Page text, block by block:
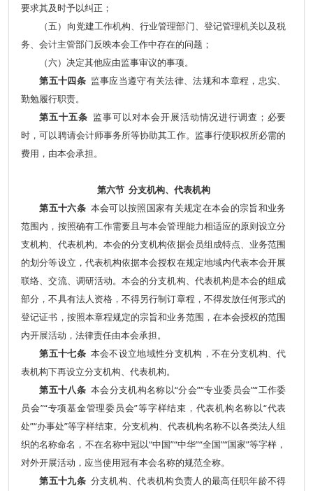
要求其及时予以纠正；
（五）向党建工作机构、行业管理部门、登记管理机关以及税
务、会计主管部门反映本会工作中存在的问题；
（六）决定其他应由监事审议的事项。
第五十四条监事应当遵守有关法律、法规和本章程，忠实、
勤勉履行职责。
第五十五条 监事可以对本会开展活动情况进行调查；必要
时，可以聘请会计师事务所等协助其工作。监事行使职权所必需的
费用，由本会承担。
第六节 分支机构、代表机构
第五十六条本会可以按照国家有关规定在本会的宗旨和业务
范围内，按照确有工作需要且与本会管理能力相适应的原则设立分
支机构、代表机构。本会的分支机构依据会员组成特点、业务范围
的划分等设立，代表机构依据本会授权在规定地域内代表本会开展
联络、交流、调研活动。本会的分支机构、代表机构是本会的组成
部分，不具有法人资格，不得另行制订章程，不得发放任何形式的
登记证书，按照本章程规定的宗旨和业务范围，在本会授权的范围
内开展活动，法律责任由本会承担。
第五十七条本会不设立地域性分支机构，不在分支机构、代
表机构下再设立分支机构、代表机构。
第五十八条 本会分支机构名称以“分会”“专业委员会”“工作委
员会”“专项基金管理委员会”等字样结束，代表机构名称以“代表
处”“办事处”等字样结束。分支机构、代表机构名称不以各类法人组
织的名称命名，不在名称中冠以“中国”“中华”“全国”“国家”等字样，
对外开展活动，应当使用冠有本会名称的规范全称。
第五十九条分支机构、代表机构负责人的最高任职年龄不得